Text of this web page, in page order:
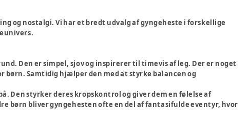
og nostalgi. Vi har et bredt udvalg af gyngeheste i forskellige
Den er simpel, sjov og inspirerer til timevis af leg. Der er noget
børn. Samtidig hjælper den med at styrke balancen og
Den styrker deres kropskontrol og giver dem en følelse af
børn bliver gyngehesten ofte en del af fantasifulde eventyr, hvor